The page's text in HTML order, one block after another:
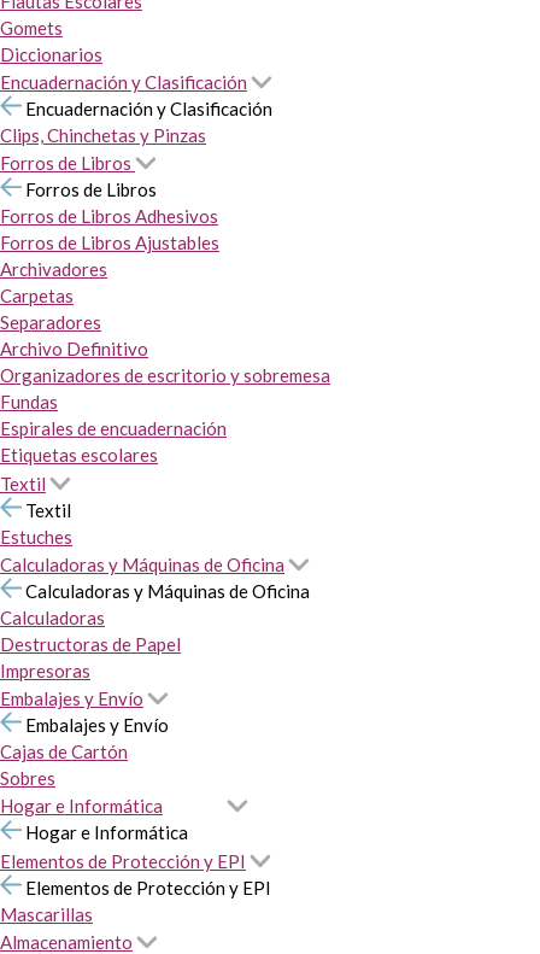
Gomets
Diccionarios
Encuadernación y Clasificación
Encuadernación y Clasificación
Clips, Chinchetas y Pinzas
Forros de Libros
Forros de Libros
Forros de Libros Adhesivos
Forros de Libros Ajustables
Archivadores
Carpetas
Separadores
Archivo Definitivo
Organizadores de escritorio y sobremesa
Fundas
Espirales de encuadernación
Etiquetas escolares
Textil
Textil
Estuches
Calculadoras y Máquinas de Oficina
Calculadoras y Máquinas de Oficina
Calculadoras
Destructoras de Papel
Impresoras
Embalajes y Envío
Embalajes y Envío
Cajas de Cartón
Sobres
Hogar e Informática
Hogar e Informática
Elementos de Protección y EPI
Elementos de Protección y EPI
Mascarillas
Almacenamiento